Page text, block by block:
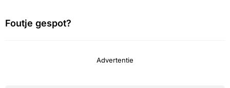
Foutje gespot?
Advertentie